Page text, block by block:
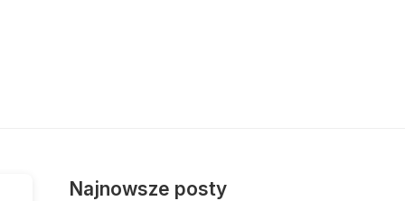
Najnowsze posty